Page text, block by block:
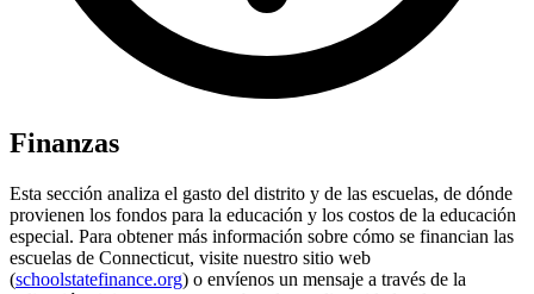
Finanzas
Esta sección analiza el gasto del distrito y de las escuelas, de dónde
provienen los fondos para la educación y los costos de la educación
especial. Para obtener más información sobre cómo se financian las
escuelas de Connecticut, visite nuestro sitio web
(schoolstatefinance.org) o envíenos un mensaje a través de la